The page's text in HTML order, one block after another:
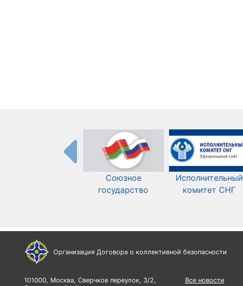
Союзное
государство
Исполнительный
комитет СНГ
Организация Договора о коллективной безопасности
101000, Москва, Сверчков переулок, 3/2,
Все новости